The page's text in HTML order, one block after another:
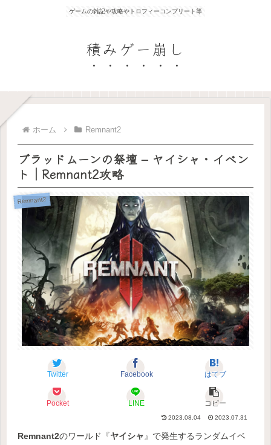
ゲームの雑記や攻略やトロフィーコンプリート等
積みゲー崩し
ホーム Remnant2
ブラッドムーンの祭壇 – ヤイシャ・イベン
ト｜Remnant2攻略
Remnant2
Twitter Facebook はてブ
Pocket LINE コピー
2023.08.04 2023.07.31
Remnant2のワールド『ヤイシャ 』で発生するランダムイベ